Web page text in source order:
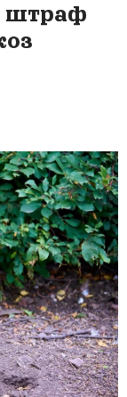
штраф